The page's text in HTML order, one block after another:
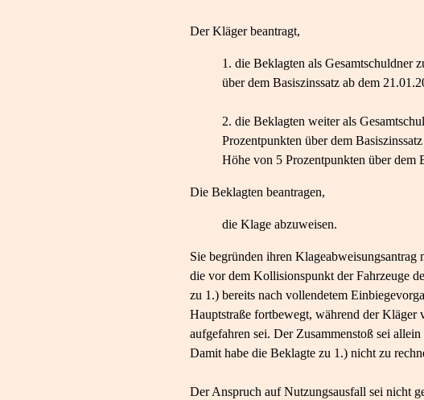
Der Kläger beantragt,
die Beklagten als Gesamtschuldner
über dem Basiszinssatz ab dem
die Beklagten weiter als
Prozentpunkten über dem
Höhe von 5 Prozentpunkten über dem
Die Beklagten beantragen,
die Klage abzuweisen.
Sie begründen ihren
die vor dem Kollisionspunkt der Fahrzeuge
zu 1.) bereits nach vollendetem
Hauptstraße fortbewegt, während der Kläger
aufgefahren sei. Der Zusammenstoß sei
Damit habe die Beklagte zu 1.) nicht zu
Der Anspruch auf Nutzungsausfall sei nicht